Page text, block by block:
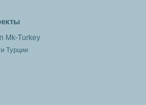
Турции